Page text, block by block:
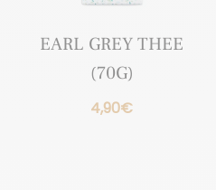
EARL GREY THEE
(70G)
4,90€